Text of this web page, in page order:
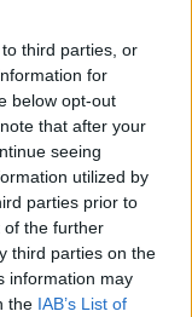
third parties, or
for
below opt-out
that after your
seeing
utilized by
parties prior to
of the further
third parties on the
information may
the IAB’s List of
el mundo